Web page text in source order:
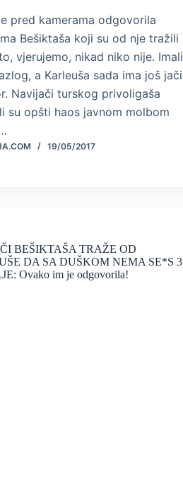
pred kamerama odgovorila
Bešiktaša koji su od nje tražili
vjerujemo, nikad niko nije. Imali
a Karleuša sada ima još jači
Navijači turskog privoligaša
su opšti haos javnom molbom
19/05/2017
BEŠIKTAŠA TRAŽE OD
DA SA DUŠKOM NEMA SE*S 3
Ovako im je odgovorila!